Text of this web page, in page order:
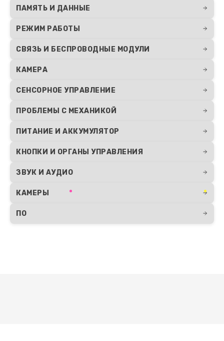
ПАМЯТЬ И ДАННЫЕ
РЕЖИМ РАБОТЫ
СВЯЗЬ И БЕСПРОВОДНЫЕ МОДУЛИ
КАМЕРА
СЕНСОРНОЕ УПРАВЛЕНИЕ
ПРОБЛЕМЫ С МЕХАНИКОЙ
ПИТАНИЕ И АККУМУЛЯТОР
КНОПКИ И ОРГАНЫ УПРАВЛЕНИЯ
ЗВУК И АУДИО
КАМЕРЫ
ПО